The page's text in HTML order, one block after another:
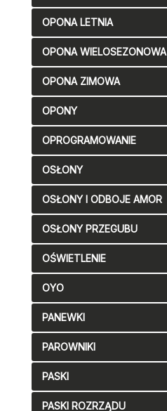
OPONA LETNIA
OPONA WIELOSEZONOWA
OPONA ZIMOWA
OPONY
OPROGRAMOWANIE
OSŁONY
OSŁONY I ODBOJE AMOR
OSŁONY PRZEGUBU
OŚWIETLENIE
OYO
PANEWKI
PAROWNIKI
PASKI
PASKI ROZRZĄDU